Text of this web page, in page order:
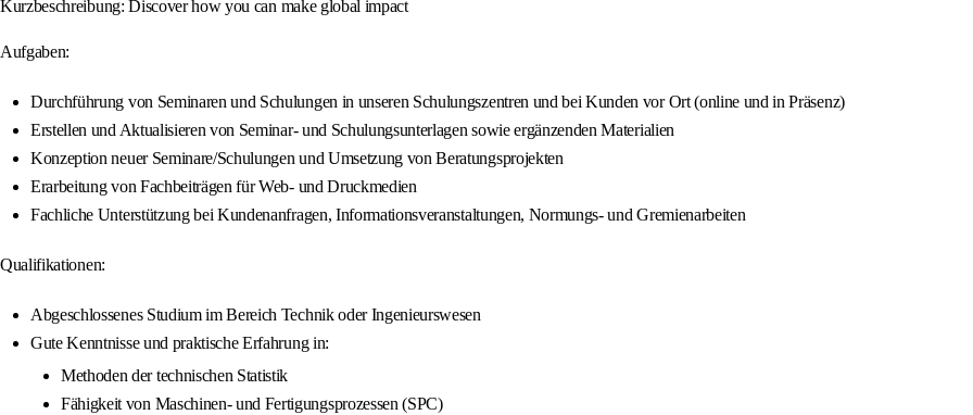
Kurzbeschreibung: Discover how you can make global impact
Aufgaben:
Durchführung von Seminaren und Schulungen in unseren Schulungszentren und bei Kunden vor Ort (online und in Präsenz)
Erstellen und Aktualisieren von Seminar- und Schulungsunterlagen sowie ergänzenden Materialien
Konzeption neuer Seminare/Schulungen und Umsetzung von Beratungsprojekten
Erarbeitung von Fachbeiträgen für Web- und Druckmedien
Fachliche Unterstützung bei Kundenanfragen, Informationsveranstaltungen, Normungs- und Gremienarbeiten
Qualifikationen:
Abgeschlossenes Studium im Bereich Technik oder Ingenieurswesen
Gute Kenntnisse und praktische Erfahrung in:
Methoden der technischen Statistik
Fähigkeit von Maschinen- und Fertigungsprozessen (SPC)